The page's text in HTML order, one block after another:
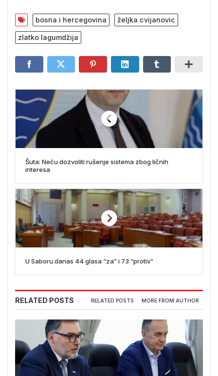
bosna i hercegovina željka cvijanovic
zlatko lagumdžija
Šuta: Neću dozvoliti rušenje sistema zbog ličnih
interesa
U Saboru danas 44 glasa “za” i 73 “protiv”
RELATED POSTS RELATED POSTS MORE FROM AUTHOR